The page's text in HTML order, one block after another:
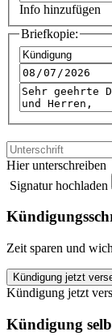
Info hinzufügen
Briefkopie:
Hier unterschreiben
Signatur hochladen
Zeit sparen und
FitX
Krefeld
kündigen
quantity
Kündigung jetzt
Kündigung jetzt
Kündigung